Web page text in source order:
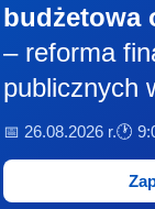
budżetowa
– reforma
publicznych
📅 26.08.2026 r.🕐